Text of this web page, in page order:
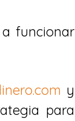
funcionar
y
para